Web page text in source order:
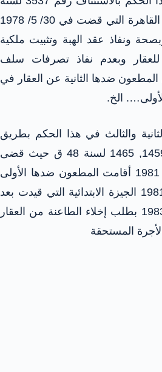
94 أمام محكمة استئناف القاهرة التي قضت في 30/ 5/ 1978
ونفاذ عقد الهبة وتثبيت ملكية
للعقار وبعدم نفاذ تصرفات سلف
ضدها الثانية عن العقار في
الخ.
والثالث في هذا الحكم بطريق
النقض بالطعنين رقمي 1459, 1465 لسنة 48 ق حيث قضى
برفضهما, وبتاريخ 13/ 4/ 1981 أقامت المطعون ضدها الأولى
الدعوى رقم 690 لسنة 1981 الجيزة الابتدائية التي قيدت بعد
ذلك برقم 10587 لسنة 1983 بطلب إخلاء الطاعنة من العقار
المستحقة